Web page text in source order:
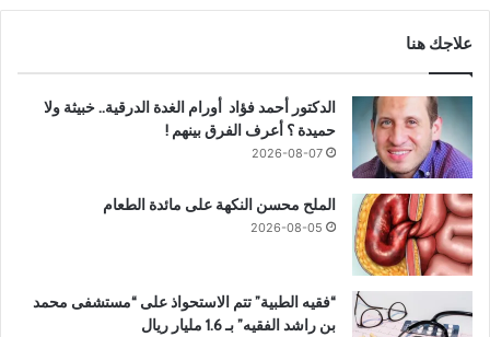
علاجك هنا
الدكتور أحمد فؤاد أورام الغدة الدرقية.. خبيثة ولا
حميدة ؟ أعرف الفرق بينهم !
2026-08-07
الملح محسن النكهة على مائدة الطعام
2026-08-05
“فقيه الطبية” تتم الاستحواذ على “مستشفى محمد
بن راشد الفقيه” بـ 1.6 مليار ريال